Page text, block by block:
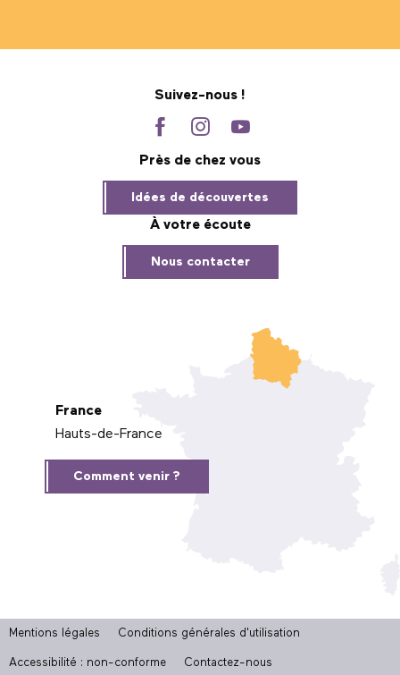
Suivez-nous !
Près de chez vous
Idées de découvertes
À votre écoute
Nous contacter
France
Hauts-de-France
Comment venir ?
Mentions légales Conditions générales d'utilisation
Accessibilité : non-conforme Contactez-nous